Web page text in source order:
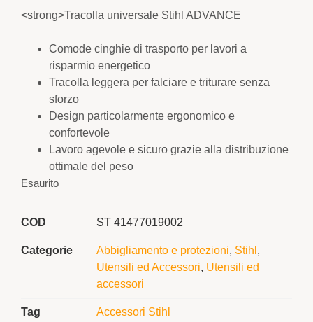
<strong>Tracolla universale Stihl ADVANCE
Comode cinghie di trasporto per lavori a
risparmio energetico
Tracolla leggera per falciare e triturare senza
sforzo
Design particolarmente ergonomico e
confortevole
Lavoro agevole e sicuro grazie alla distribuzione
ottimale del peso
Esaurito
COD ST 41477019002
Categorie Abbigliamento e protezioni, Stihl ,
Utensili ed Accessori, Utensili ed
accessori
Tag Accessori Stihl